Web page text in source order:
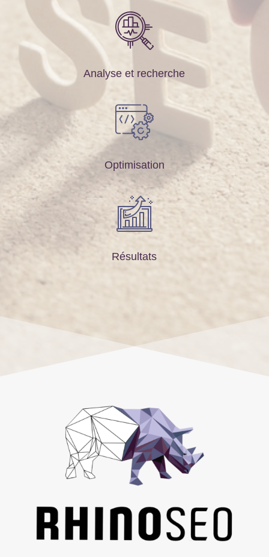
Analyse et recherche
Optimisation
Résultats